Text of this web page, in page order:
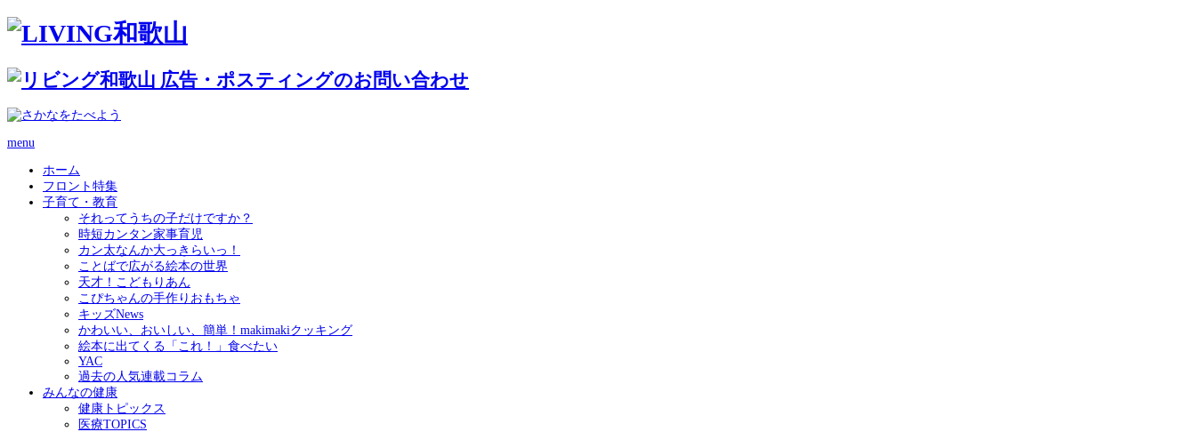
menu
ホーム
フロント特集
子育て・教育
それってうちの子だけですか？
時短カンタン家事育児
カン太なんか大っきらいっ！
ことばで広がる絵本の世界
天才！こどもりあん
こぴちゃんの手作りおもちゃ
キッズNews
かわいい、おいしい、簡単！makimakiクッキング
絵本に出てくる「これ！」食べたい
YAC
過去の人気連載コラム
みんなの健康
健康トピックス
医療TOPICS